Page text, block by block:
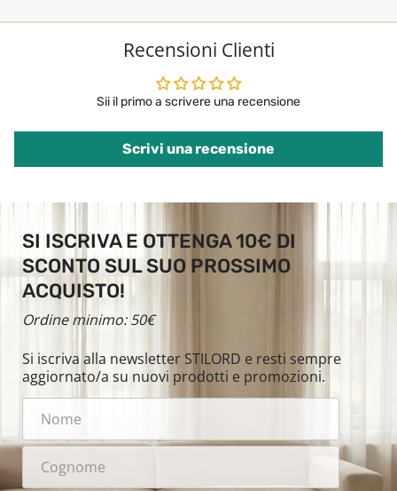
Recensioni Clienti
Sii il primo a scrivere una recensione
Scrivi una recensione
SI ISCRIVA E OTTENGA 10€ DI
SCONTO SUL SUO PROSSIMO
ACQUISTO!
Ordine minimo: 50€
Si iscriva alla newsletter STILORD e resti sempre
aggiornato/a su nuovi prodotti e promozioni.